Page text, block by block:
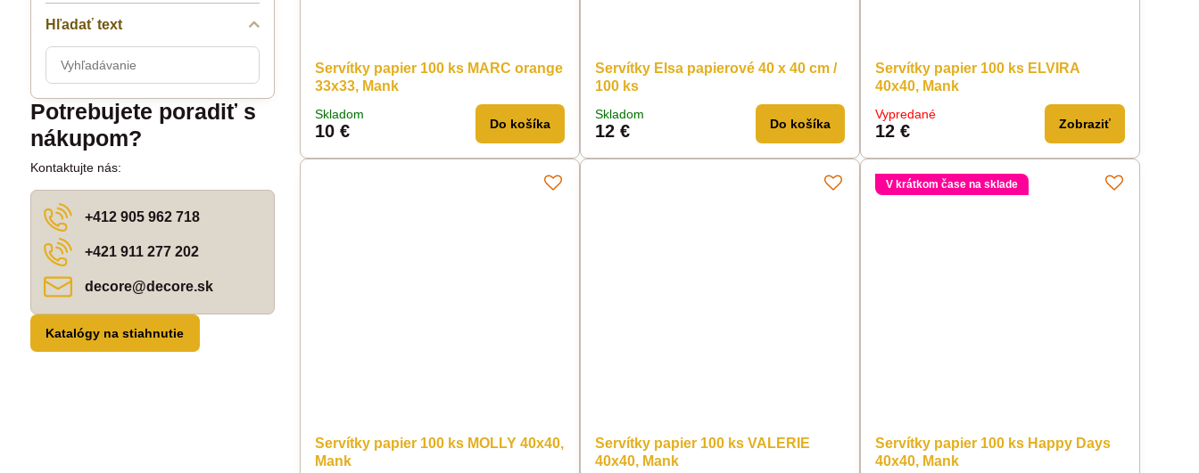
Servítky papier 100 ks MARC orange
33x33, Mank
Skladom
10 € Do košíka
Servítky Elsa papierové 40 x 40 cm /
100 ks
Skladom
12 € Do košíka
Servítky papier 100 ks ELVIRA
40x40, Mank
Vypredané
12 € Zobraziť
Servítky papier 100 ks MOLLY 40x40,
Mank
Servítky papier 100 ks VALERIE
40x40, Mank
V krátkom čase na sklade
Servítky papier 100 ks Happy Days
40x40, Mank
Hľadať text
Prehľadať
výsledky
filtra
fulltextom
Potrebujete poradiť s
nákupom?
Kontaktujte nás:
+412 905 962 718
+421 911 277 202
decore​@decore​.sk
Katalógy na stiahnutie